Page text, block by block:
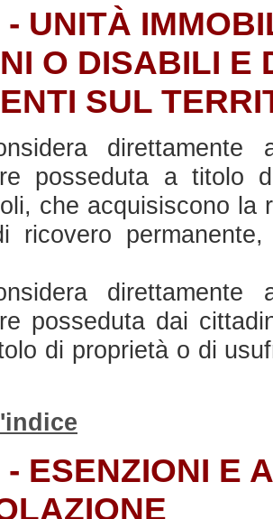
- UNITÀ
O DISABILI E
SUL
direttamente
posseduta a
che acquisiscono la
ricovero
direttamente
posseduta dai
di proprietà o di
- ESENZIONI E